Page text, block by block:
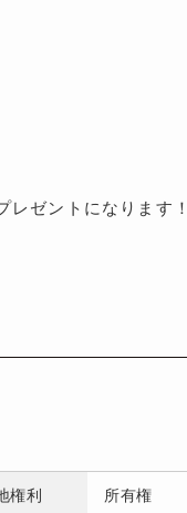
ゼントになります！
権利 所有権